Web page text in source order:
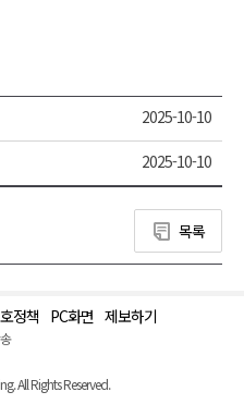
2025-10-10
2025-10-10
목록
정책 PC화면 제보하기
All Rights Reserved.